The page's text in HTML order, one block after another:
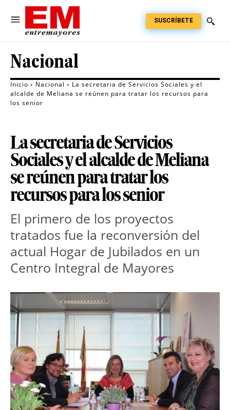
SUSCRÍBETE
Nacional
Inicio Nacional
La secretaria de Servicios Sociales y el
alcalde de Meliana se reúnen para tratar los recursos para
los senior
La secretaria de Servicios
Sociales y el alcalde de Meliana
se reúnen para tratar los
recursos para los senior
El primero de los proyectos
tratados fue la reconversión del
actual Hogar de Jubilados en un
Centro Integral de Mayores